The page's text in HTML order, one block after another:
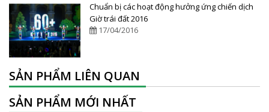
Chuẩn bị các hoạt động hưởng ứng chiến dịch
Giờ trái đất 2016
17/04/2016
SẢN PHẨM LIÊN QUAN
SẢN PHẨM MỚI NHẤT